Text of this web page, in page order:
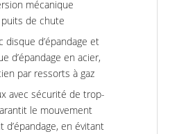
mécanique
de chute
disque d’épandage et
d’épandage en acier,
par ressorts à gaz
avec sécurité de trop-
le mouvement
en évitant